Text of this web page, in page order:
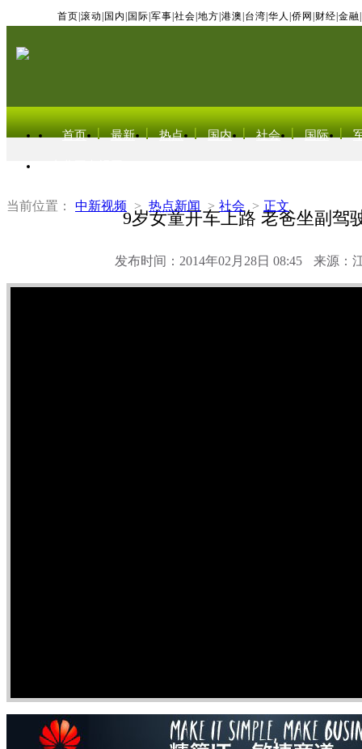
首页 滚动 国内 国际 军事 社会 地方 港澳 台湾 华人 侨网 财经 金融
首页 最新 热点 国内 社会 国际
当前位置： 中新视频 > 热点新闻 > 社会 > 正文
9岁女童开车上路 老爸坐副驾
发布时间：2014年02月28日 08:45 来源：